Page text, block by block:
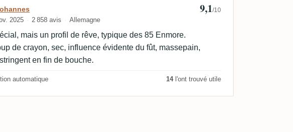
Johannes
2025 2 858 avis Allemagne
9,1/10
mais un profil de rêve, typique des 85 Enmore.
de crayon, sec, influence évidente du fût, massepain,
en fin de bouche.
automatique 14l'ont trouvé utile